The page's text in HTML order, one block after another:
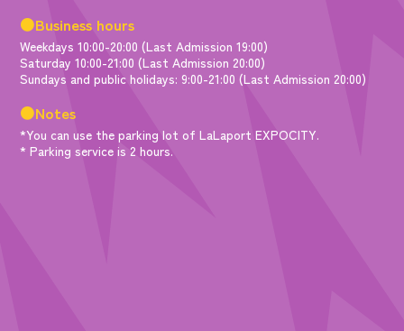
●Business hours
Weekdays 10:00-20:00 (Last Admission 19:00)
Saturday 10:00-21:00 (Last Admission 20:00)
Sundays and public holidays: 9:00-21:00 (Last Admission 20:00)
●Notes
*You can use the parking lot of LaLaport EXPOCITY.
* Parking service is 2 hours.